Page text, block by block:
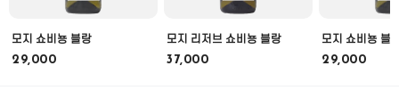
모지 쇼비뇽 블랑
29,000
모지 리저브 쇼비뇽 블랑
37,000
모지 쇼비뇽 블
29,000